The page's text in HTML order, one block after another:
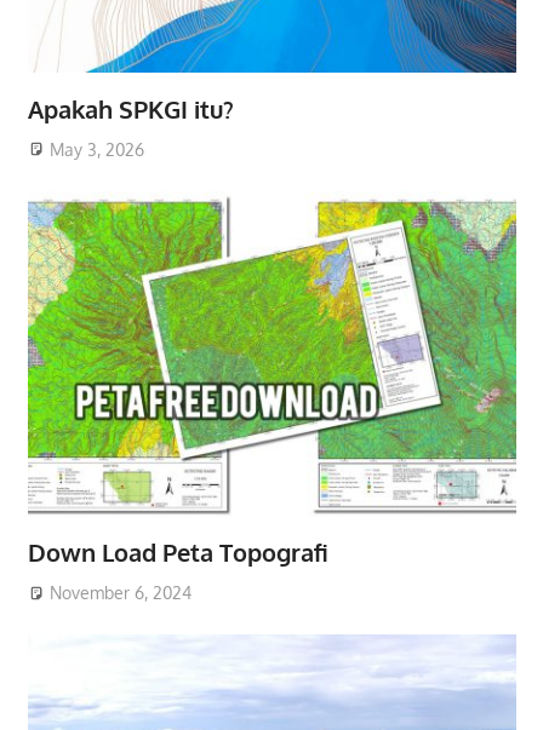
Apakah SPKGI itu?
May 3, 2026
Down Load Peta Topografi
November 6, 2024